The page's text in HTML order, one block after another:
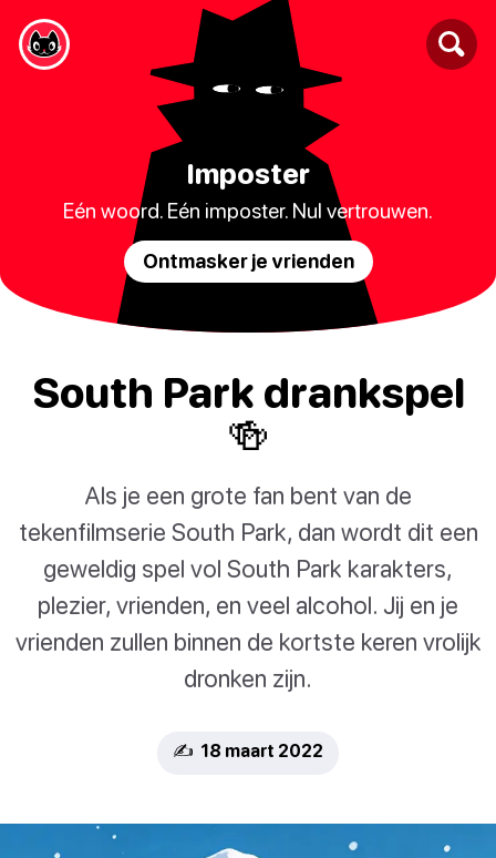
Imposter
Eén woord. Eén imposter. Nul vertrouwen.
Ontmasker je vrienden
South Park drankspel
🍻
Als je een grote fan bent van de
tekenfilmserie South Park, dan wordt dit een
geweldig spel vol South Park karakters,
plezier, vrienden, en veel alcohol. Jij en je
vrienden zullen binnen de kortste keren vrolijk
dronken zijn.
✍️ 18 maart 2022